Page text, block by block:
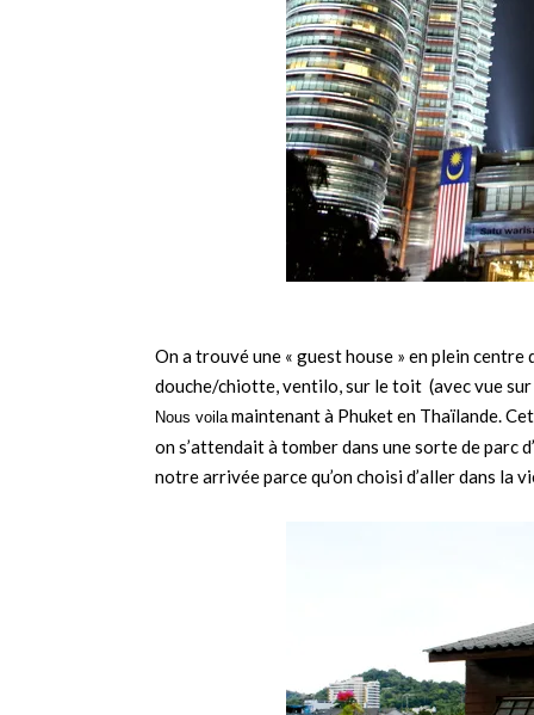
On a trouvé une « guest house » en plein centre
douche/chiotte, ventilo, sur le toit (avec vue
Nous voila maintenant à Phuket en Thaïlande.
on s’attendait à tomber dans une sorte de parc
notre arrivée parce qu’on choisi d’aller dans la